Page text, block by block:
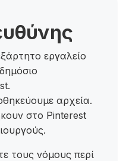
εργαλείο
αρχεία.
στο Pinterest
τους νόμους περί